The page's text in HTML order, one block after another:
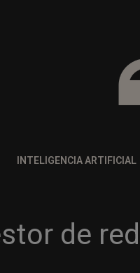
INTELIGENCIA ARTIFICIAL
de